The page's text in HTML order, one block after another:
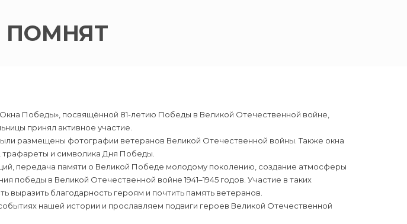
ПОМНЯТ
Победы», посвящённой 81-летию Победы в Великой Отечественной войне,
принял активное участие.
размещены фотографии ветеранов Великой Отечественной войны. Также окна
трафареты и символика Дня Победы.
передача памяти о Великой Победе молодому поколению, создание атмосферы
победы в Великой Отечественной войне 1941–1945 годов. Участие в таких
выразить благодарность героям и почтить память ветеранов.
нашей истории и прославляем подвиги героев Великой Отечественной